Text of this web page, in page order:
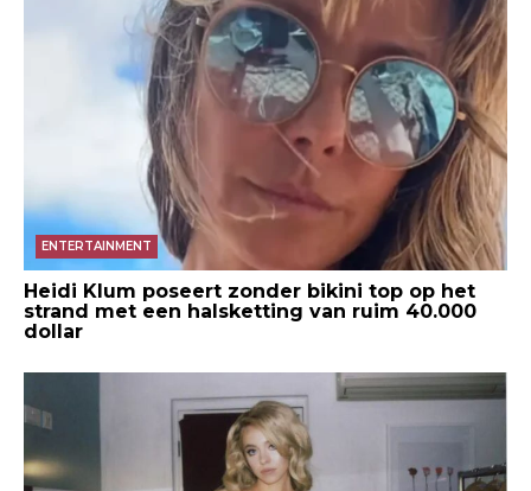
ENTERTAINMENT
Heidi Klum poseert zonder bikini top op het
strand met een halsketting van ruim 40.000
dollar